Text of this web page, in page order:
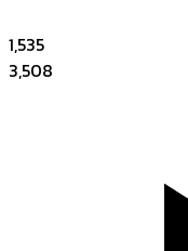
1,535
3,508